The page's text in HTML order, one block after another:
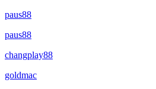
paus88
paus88
changplay88
goldmac